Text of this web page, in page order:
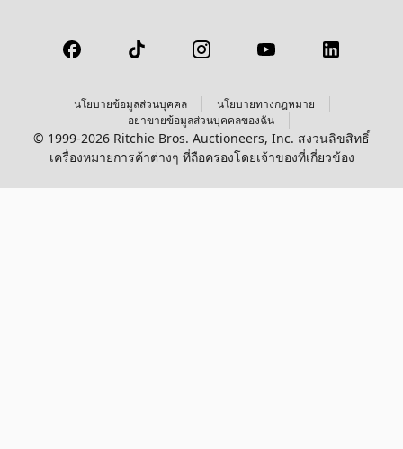
นโยบายข้อมูลส่วนบุคคล
นโยบายทางกฎหมาย
อย่าขายข้อมูลส่วนบุคคลของฉัน
© 1999-2026 Ritchie Bros. Auctioneers, Inc. สงวนลิขสิทธิ์
เครื่องหมายการค้าต่างๆ ที่ถือครองโดยเจ้าของที่เกี่ยวข้อง